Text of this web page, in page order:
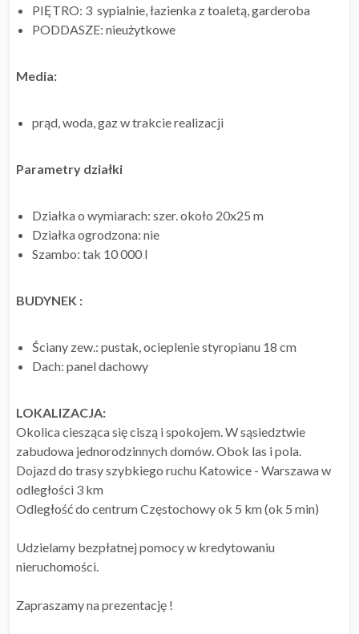
PIĘTRO: 3 sypialnie, łazienka z toaletą, garderoba
PODDASZE: nieużytkowe
Media:
prąd, woda, gaz w trakcie realizacji
Parametry działki
Działka o wymiarach: szer. około 20x25 m
Działka ogrodzona: nie
Szambo: tak 10 000 l
BUDYNEK :
Ściany zew.: pustak, ocieplenie styropianu 18 cm
Dach: panel dachowy
LOKALIZACJA:
Okolica ciesząca się ciszą i spokojem. W sąsiedztwie
zabudowa jednorodzinnych domów. Obok las i pola.
Dojazd do trasy szybkiego ruchu Katowice - Warszawa w
odległości 3 km
Odległość do centrum Częstochowy ok 5 km (ok 5 min)
Udzielamy bezpłatnej pomocy w kredytowaniu
nieruchomości.
Zapraszamy na prezentację !